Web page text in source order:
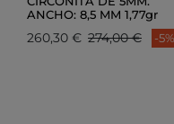
ANCHO: 8,5 MM 1,77gr
260,30 € 274,00 € -5%